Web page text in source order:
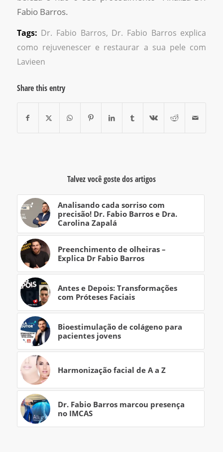
Fabio Barros.
Tags: Dr. Fabio Barros, Dr. Fabio Barros explica
como rejuvenescer e restaurar a sua pele com
Lavieen
Share this entry
Talvez você goste dos artigos
Analisando cada sorriso com
precisão! Dr. Fabio Barros e Dra.
Carolina Zapalá
Preenchimento de olheiras –
Explica Dr Fabio Barros
Antes e Depois: Transformações
com Próteses Faciais
Bioestimulação de colágeno para
pacientes jovens
Harmonização facial de A a Z
Dr. Fabio Barros marcou presença
no IMCAS